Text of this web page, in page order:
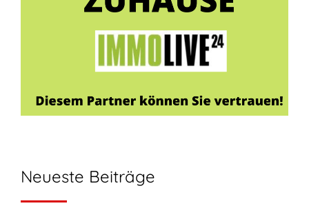
Neueste Beiträge